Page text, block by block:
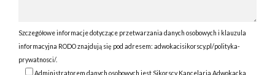
Szczegółowe informacje dotyczące przetwarzania danych osobowych i klauzula
informacyjna RODO znajdują się pod adresem: adwokacisikorscy.pl/polityka-
prywatnosci/.
Administratorem danych osobowych jest Sikorscy Kancelaria Adwokacka